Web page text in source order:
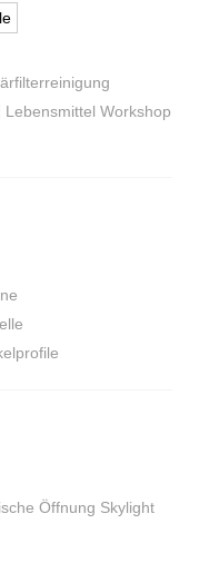
Lebensmittel Workshop
Öffnung Skylight